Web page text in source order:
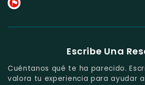
Escribe Una
Cuéntanos qué te ha parecido.
valora tu experiencia para ayudar